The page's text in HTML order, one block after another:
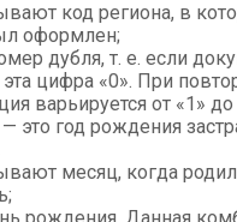
код региона, в
оформлен;
дубля, т. е. если
цифра «0». При
варьируется от «1» до
это год рождения
месяц, когда